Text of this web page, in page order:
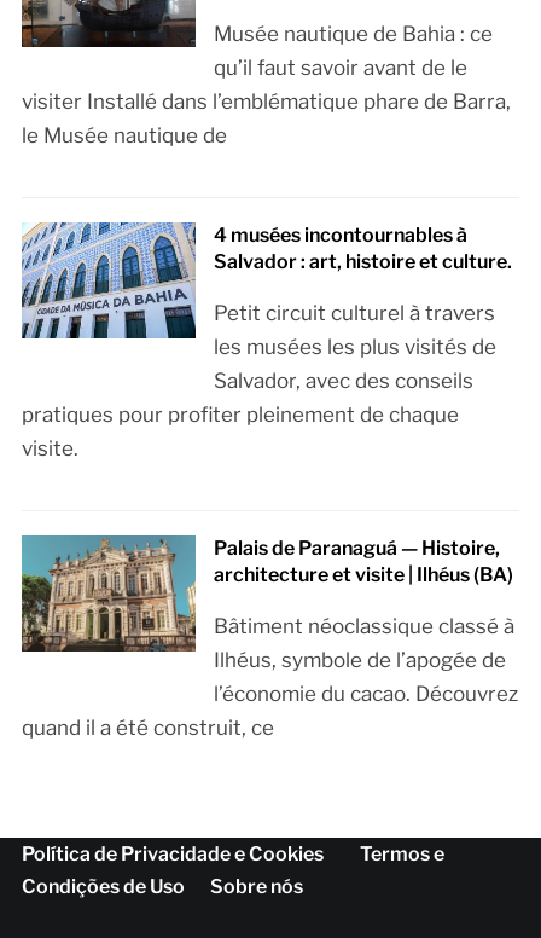
Musée nautique de Bahia : ce
qu’il faut savoir avant de le
visiter Installé dans l’emblématique phare de Barra,
le Musée nautique de
4 musées incontournables à
Salvador : art, histoire et culture.
Petit circuit culturel à travers
les musées les plus visités de
Salvador, avec des conseils
pratiques pour profiter pleinement de chaque
visite.
Palais de Paranaguá — Histoire,
architecture et visite | Ilhéus (BA)
Bâtiment néoclassique classé à
Ilhéus, symbole de l’apogée de
l’économie du cacao. Découvrez
quand il a été construit, ce
Política de Privacidade e Cookies
Termos e
Condições de Uso
Sobre nós